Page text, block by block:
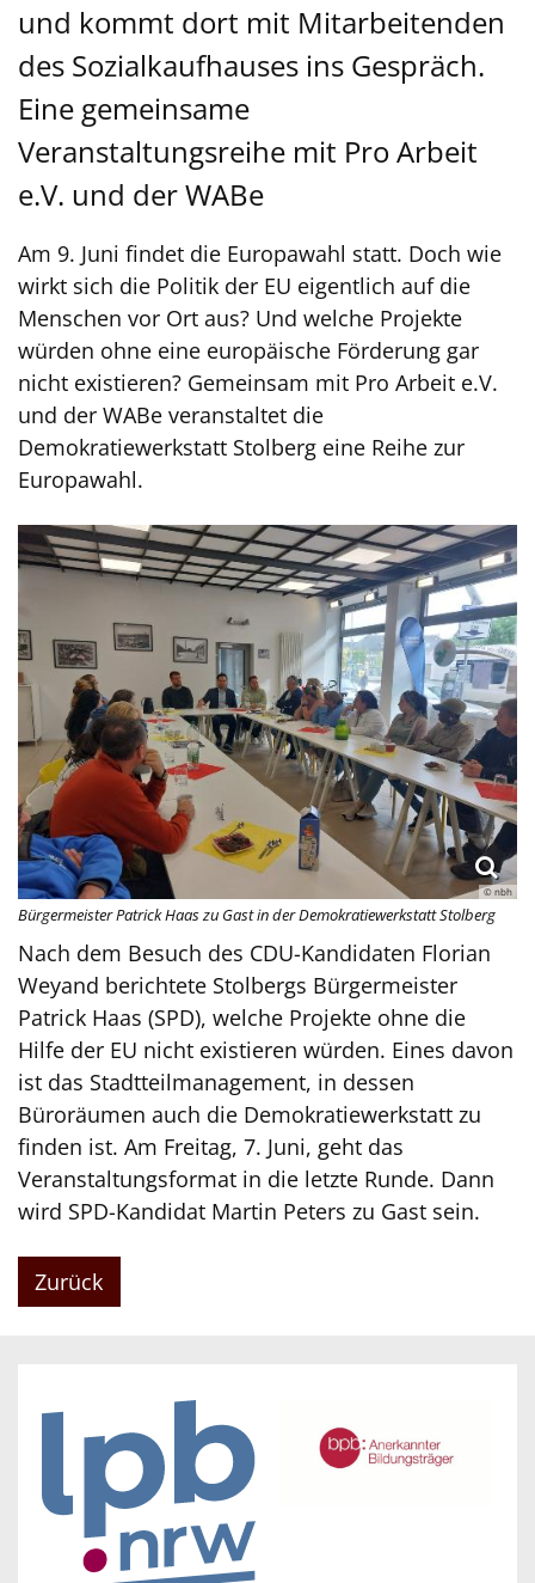
und kommt dort mit Mitarbeitenden
des Sozialkaufhauses ins Gespräch.
Eine gemeinsame
Veranstaltungsreihe mit Pro Arbeit
e.V. und der WABe
Am 9. Juni findet die Europawahl statt. Doch wie
wirkt sich die Politik der EU eigentlich auf die
Menschen vor Ort aus? Und welche Projekte
würden ohne eine europäische Förderung gar
nicht existieren? Gemeinsam mit Pro Arbeit e.V.
und der WABe veranstaltet die
Demokratiewerkstatt Stolberg eine Reihe zur
Europawahl.
© nbh
Bürgermeister Patrick Haas zu Gast in der Demokratiewerkstatt Stolberg
Nach dem Besuch des CDU-Kandidaten Florian
Weyand berichtete Stolbergs Bürgermeister
Patrick Haas (SPD), welche Projekte ohne die
Hilfe der EU nicht existieren würden. Eines davon
ist das Stadtteilmanagement, in dessen
Büroräumen auch die Demokratiewerkstatt zu
finden ist. Am Freitag, 7. Juni, geht das
Veranstaltungsformat in die letzte Runde. Dann
wird SPD-Kandidat Martin Peters zu Gast sein.
Zurück